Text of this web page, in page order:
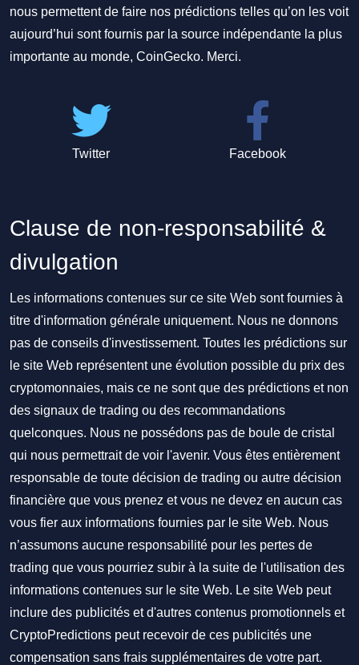
nous permettent de faire nos prédictions telles qu’on les voit
aujourd’hui sont fournis par la source indépendante la plus
importante au monde, CoinGecko. Merci.
Twitter Facebook
Clause de non-responsabilité &
divulgation
Les informations contenues sur ce site Web sont fournies à
titre d'information générale uniquement. Nous ne donnons
pas de conseils d'investissement. Toutes les prédictions sur
le site Web représentent une évolution possible du prix des
cryptomonnaies, mais ce ne sont que des prédictions et non
des signaux de trading ou des recommandations
quelconques. Nous ne possédons pas de boule de cristal
qui nous permettrait de voir l'avenir. Vous êtes entièrement
responsable de toute décision de trading ou autre décision
financière que vous prenez et vous ne devez en aucun cas
vous fier aux informations fournies par le site Web. Nous
n’assumons aucune responsabilité pour les pertes de
trading que vous pourriez subir à la suite de l'utilisation des
informations contenues sur le site Web. Le site Web peut
inclure des publicités et d'autres contenus promotionnels et
CryptoPredictions peut recevoir de ces publicités une
compensation sans frais supplémentaires de votre part.